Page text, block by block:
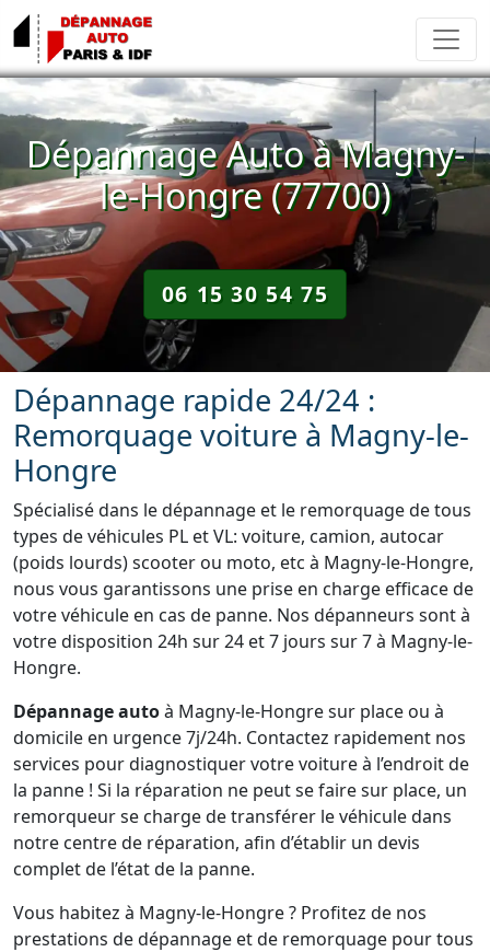
Dépannage Auto à Magny-
le-Hongre (77700)
06 15 30 54 75
Dépannage rapide 24/24 :
Remorquage voiture à Magny-le-
Hongre
Spécialisé dans le dépannage et le remorquage de tous
types de véhicules PL et VL: voiture, camion, autocar
(poids lourds) scooter ou moto, etc à Magny-le-Hongre,
nous vous garantissons une prise en charge efficace de
votre véhicule en cas de panne. Nos dépanneurs sont à
votre disposition 24h sur 24 et 7 jours sur 7 à Magny-le-
Hongre.
Dépannage autoà Magny-le-Hongre sur place ou à
domicile en urgence 7j/24h. Contactez rapidement nos
services pour diagnostiquer votre voiture à l’endroit de
la panne ! Si la réparation ne peut se faire sur place, un
remorqueur se charge de transférer le véhicule dans
notre centre de réparation, afin d’établir un devis
complet de l’état de la panne.
Vous habitez à Magny-le-Hongre ? Profitez de nos
prestations de dépannage et de remorquage pour tous